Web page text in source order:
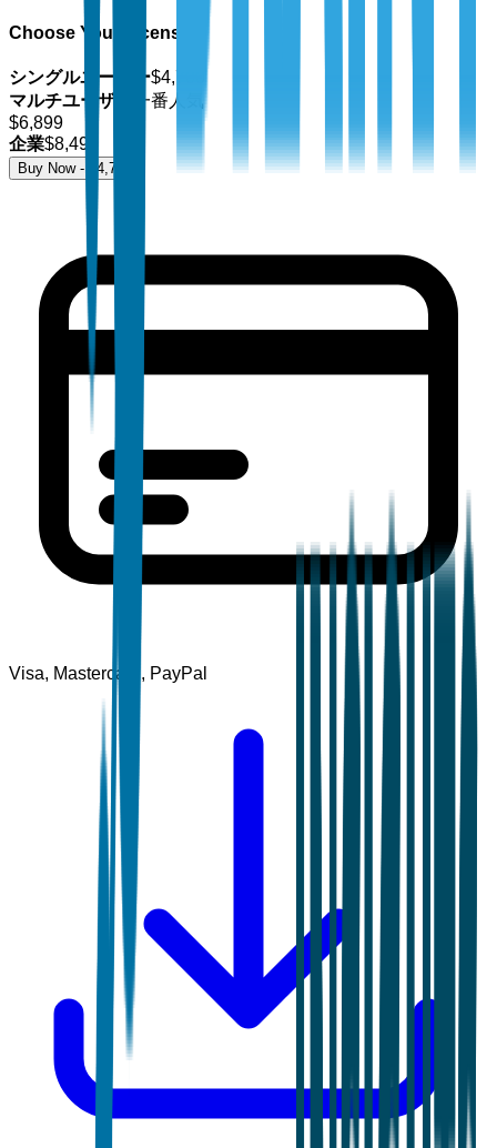
Choose Your License
シングルユーザー$4,700
マルチユーザー
一番人気
$6,899
企業$8,499
Buy Now - $ 4,700
Visa, Mastercard, PayPal